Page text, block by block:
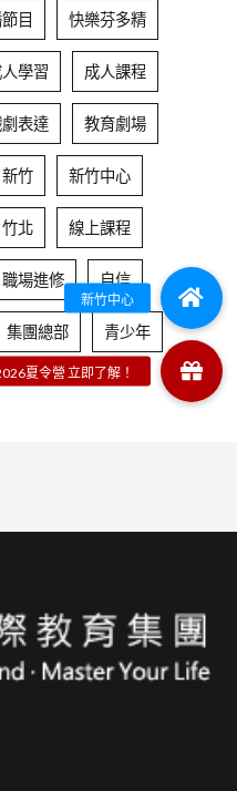
目 快樂芬多精
學習 成人課程
表達 教育劇場
新竹 新竹中心
竹北 線上課程
職場進修 自信
集團總部 青少年